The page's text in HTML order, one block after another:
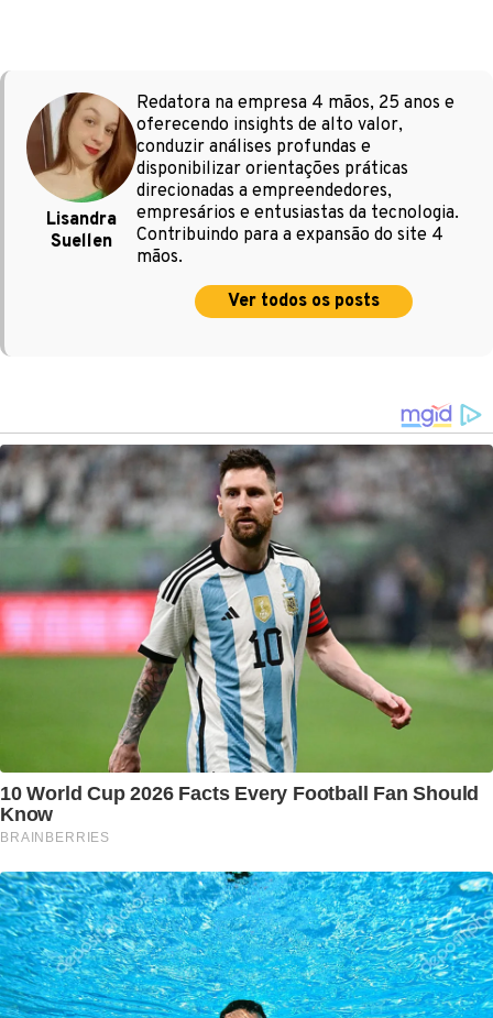
Lisandra
Suellen
Redatora na empresa 4 mãos, 25 anos e
oferecendo insights de alto valor,
conduzir análises profundas e
disponibilizar orientações práticas
direcionadas a empreendedores,
empresários e entusiastas da tecnologia.
Contribuindo para a expansão do site 4
mãos.
Ver todos os posts